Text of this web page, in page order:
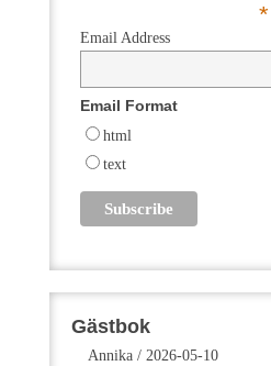
*
Email Address
Email Format
html
text
Gästbok
Annika / 2026-05-10